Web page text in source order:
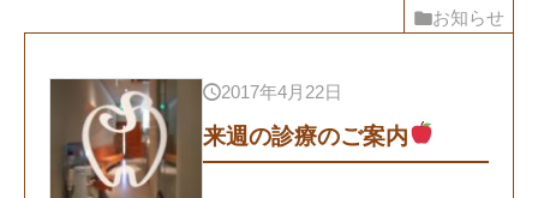
お知らせ
2017年4月22日
来週の診療のご案内